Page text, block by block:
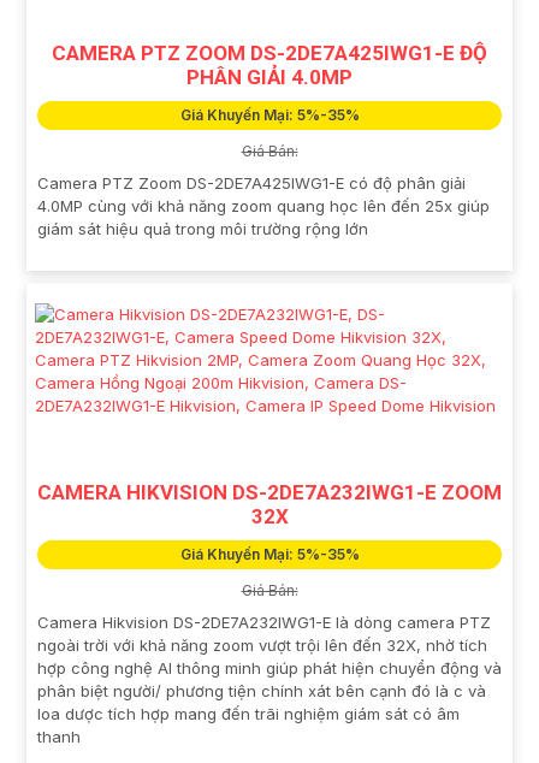
CAMERA PTZ ZOOM DS-2DE7A425IWG1-E ĐỘ
PHÂN GIẢI 4.0MP
Giá Khuyến Mại: 5%-35%
Giá Bán:
Camera PTZ Zoom DS-2DE7A425IWG1-E có độ phân giải
4.0MP cùng với khả năng zoom quang học lên đến 25x giúp
giám sát hiệu quả trong môi trường rộng lớn
CAMERA HIKVISION DS-2DE7A232IWG1-E ZOOM
32X
Giá Khuyến Mại: 5%-35%
Giá Bán:
Camera Hikvision DS-2DE7A232IWG1-E là dòng camera PTZ
ngoài trời với khả năng zoom vượt trội lên đến 32X, nhờ tích
hợp công nghệ AI thông minh giúp phát hiện chuyển động và
phân biệt người/ phương tiện chính xát bên cạnh đó là c và
loa dược tích hợp mang đến trãi nghiệm giám sát có âm
thanh